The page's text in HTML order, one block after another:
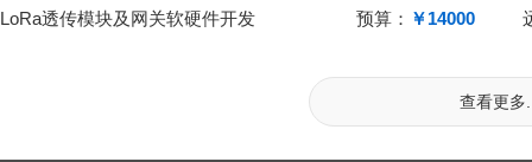
LoRa透传模块及网关软硬件开发 预算： ￥14000
查看更多